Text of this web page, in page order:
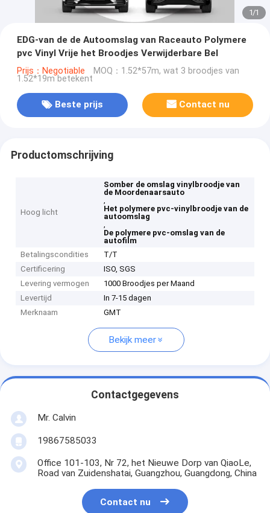
1/1
EDG-van de de Autoomslag van Raceauto Polymere
pvc Vinyl Vrije het Broodjes Verwijderbare Bel
Prijs：Negotiable MOQ：1.52*57m, wat 3 broodjes van
1.52*19m betekent
Beste prijs Contact nu
Productomschrijving
Hoog licht
Somber de omslag vinylbroodje van
de Moordenaarsauto
,
Het polymere pvc-vinylbroodje van de
autoomslag
,
De polymere pvc-omslag van de
autofilm
Betalingscondities
T/T
Certificering
ISO, SGS
Levering vermogen
1000 Broodjes per Maand
Levertijd
In 7-15 dagen
Merknaam
GMT
Bekijk meer
Contactgegevens
Mr. Calvin
19867585033
Office 101-103, Nr 72, het Nieuwe Dorp van QiaoLe,
Road van Zuidenshatai, Guangzhou, Guangdong, China
Contact nu